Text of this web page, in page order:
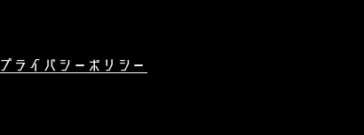
​プライバシーポリシー